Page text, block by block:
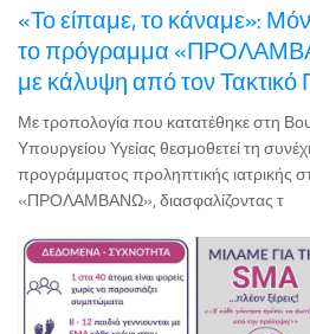
«Το είπαμε, το κάναμε»:
το πρόγραμμα
με κάλυψη από τον
Με τροπολογία που κατατέθηκε στη
Υπουργείου Υγείας θεσμοθετεί τη
προγράμματος προληπτικής ιατρικής
«ΠΡΟΛΑΜΒΑΝΩ», διασφαλίζοντας τ